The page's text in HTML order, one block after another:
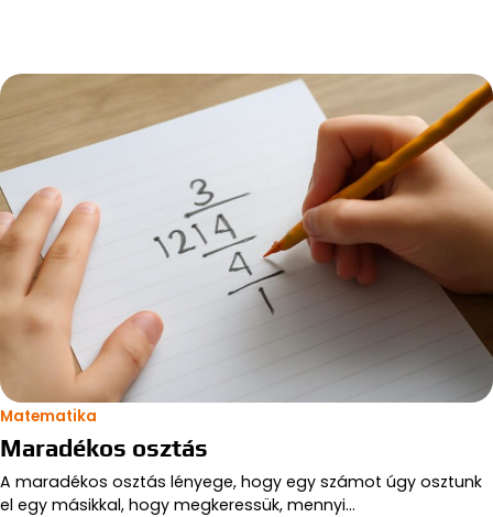
Matematika
Maradékos osztás
A maradékos osztás lényege, hogy egy számot úgy osztunk
el egy másikkal, hogy megkeressük, mennyi…